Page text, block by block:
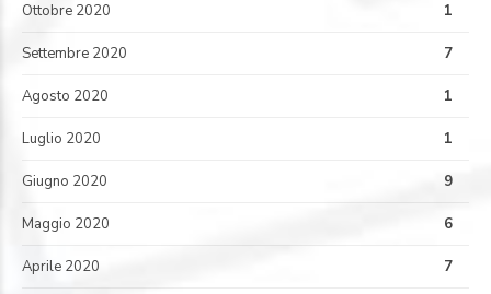
Ottobre 2020 1
Settembre 2020 7
Agosto 2020 1
Luglio 2020 1
Giugno 2020 9
Maggio 2020 6
Aprile 2020 7